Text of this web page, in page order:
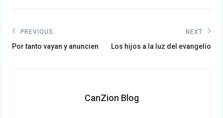
Navegación
de
PREVIOUS
Previous
Por tanto vayan y anuncien
NEXT
Next
Los hijos a la luz del evangelio
CanZion Blog